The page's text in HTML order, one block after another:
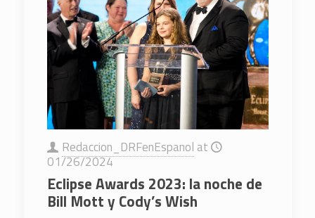
Redaccion_DRFenEspanol at
01/26/2024
Eclipse Awards 2023: la noche de
Bill Mott y Cody’s Wish